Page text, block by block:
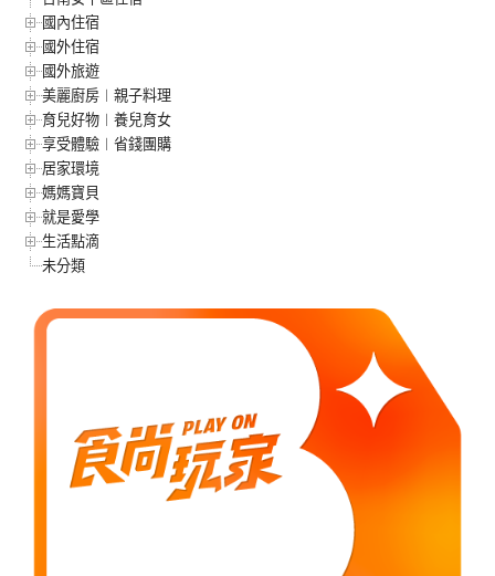
國內住宿
國外住宿
國外旅遊
美麗廚房︱親子料理
育兒好物︱養兒育女
享受體驗︱省錢團購
居家環境
媽媽寶貝
就是愛學
生活點滴
未分類